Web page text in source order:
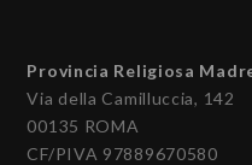
Provincia Religiosa
Via della Camilluccia, 142
00135 ROMA
CF/PIVA 97889670580